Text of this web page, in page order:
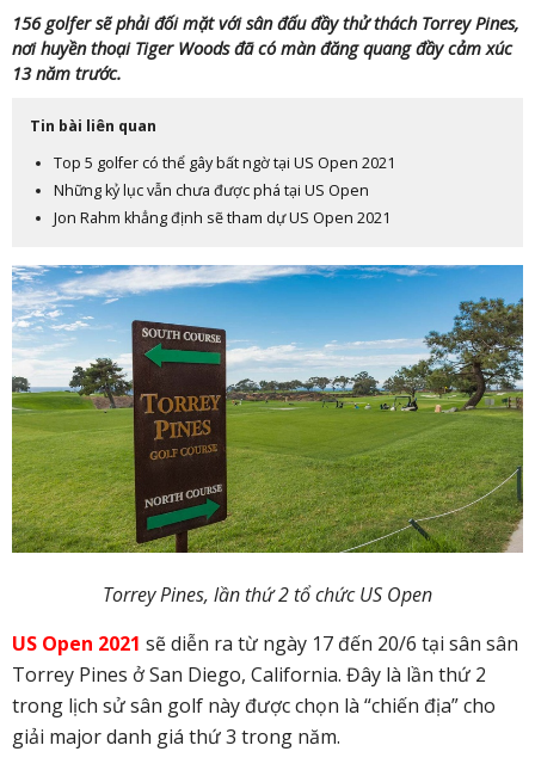
156 golfer sẽ phải đối mặt với sân đấu đầy thử thách Torrey Pines,
nơi huyền thoại Tiger Woods đã có màn đăng quang đầy cảm xúc
13 năm trước.
Tin bài liên quan
Top 5 golfer có thể gây bất ngờ tại US Open 2021
Những kỷ lục vẫn chưa được phá tại US Open
Jon Rahm khẳng định sẽ tham dự US Open 2021
Torrey Pines, lần thứ 2 tổ chức US Open
US Open 2021 sẽ diễn ra từ ngày 17 đến 20/6 tại sân sân
Torrey Pines ở San Diego, California. Đây là lần thứ 2
trong lịch sử sân golf này được chọn là “chiến địa” cho
giải major danh giá thứ 3 trong năm.